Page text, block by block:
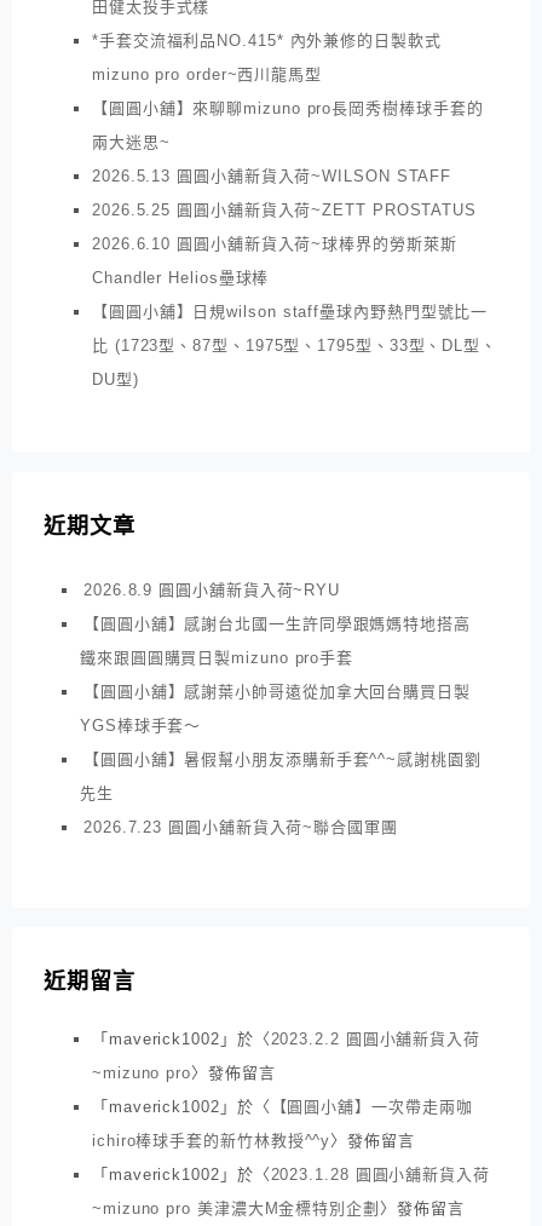
田健太投手式樣
*手套交流福利品NO.415* 內外兼修的日製軟式
mizuno pro order~西川龍馬型
【圓圓小舖】來聊聊mizuno pro長岡秀樹棒球手套的
兩大迷思~
2026.5.13 圓圓小舖新貨入荷~WILSON STAFF
2026.5.25 圓圓小舖新貨入荷~ZETT PROSTATUS
2026.6.10 圓圓小舖新貨入荷~球棒界的勞斯萊斯
Chandler Helios壘球棒
【圓圓小舖】日規wilson staff壘球內野熱門型號比一
比 (1723型、87型、1975型、1795型、33型、DL型、
DU型)
近期文章
2026.8.9 圓圓小舖新貨入荷~RYU
【圓圓小舖】感謝台北國一生許同學跟媽媽特地搭高
鐵來跟圓圓購買日製mizuno pro手套
【圓圓小舖】感謝葉小帥哥遠從加拿大回台購買日製
YGS棒球手套～
【圓圓小舖】暑假幫小朋友添購新手套^^~感謝桃園劉
先生
2026.7.23 圓圓小舖新貨入荷~聯合國軍團
近期留言
「maverick1002 」於〈 2023.2.2 圓圓小舖新貨入荷
~mizuno pro〉發佈留言
「maverick1002 」於〈
【圓圓小舖】一次帶走兩咖
ichiro棒球手套的新竹林教授^^y〉發佈留言
「maverick1002 」於〈 2023.1.28 圓圓小舖新貨入荷
~mizuno pro 美津濃大M金標特別企劃 〉發佈留言